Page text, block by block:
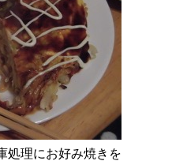
処理にお好み焼きを